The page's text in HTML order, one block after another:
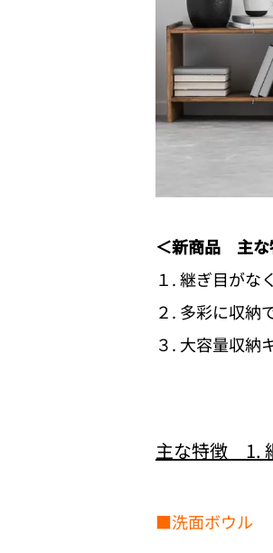
＜新商品 主な
１. 継ぎ目がな
２. 多彩に収納
３. 大容量収納
主な特徴 1.
■洗面ボウル